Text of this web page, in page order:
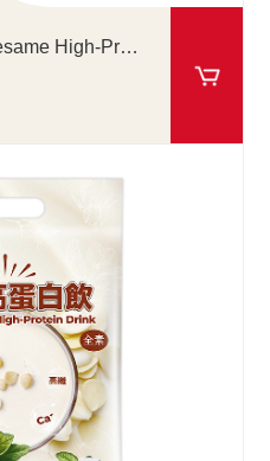
黑芝麻高蛋白飲 Black Sesame High-Protein Drink